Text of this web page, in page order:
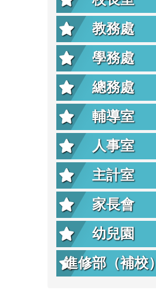
教務處
學務處
總務處
輔導室
人事室
主計室
家長會
幼兒園
進修部（補校）